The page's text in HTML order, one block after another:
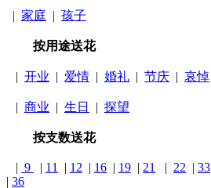
| 家庭 | 孩子
按用途送花
| 开业 | 爱情 | 婚礼 | 节庆 | 哀悼
| 商业 | 生日 | 探望
按支数送花
| 9 | 11 | 12 | 16 | 19 | 21 | 22 | 33
| 36